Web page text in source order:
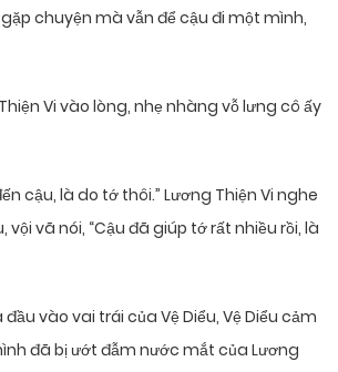
chuyện mà vẫn để cậu đi một mình,
Vi vào lòng, nhẹ nhàng vỗ lưng cô ấy
cậu, là do tớ thôi.” Lương Thiện Vi nghe
vội vã nói, “Cậu đã giúp tớ rất nhiều rồi, là
vào vai trái của Vệ Diểu, Vệ Diểu cảm
đã bị ướt đẫm nước mắt của Lương